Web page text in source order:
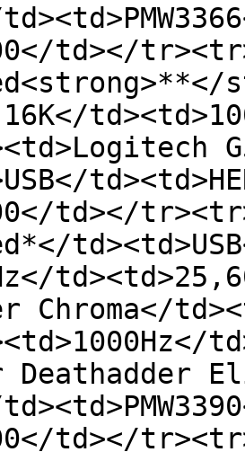
td></
16K</
td></
Chroma</
Deathadder
td></